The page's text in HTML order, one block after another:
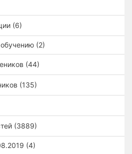
(6)
(2)
(44)
(135)
(3889)
(4)